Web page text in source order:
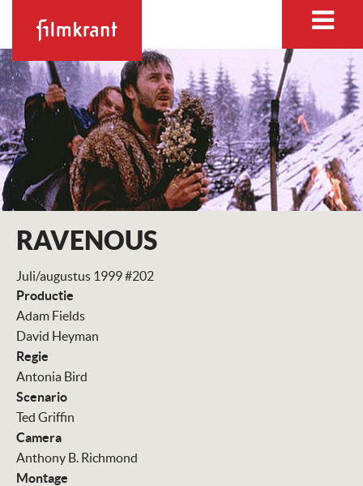
RAVENOUS
Juli/augustus 1999 #202
Productie
Adam Fields
David Heyman
Regie
Antonia Bird
Scenario
Ted Griffin
Camera
Anthony B. Richmond
Montage